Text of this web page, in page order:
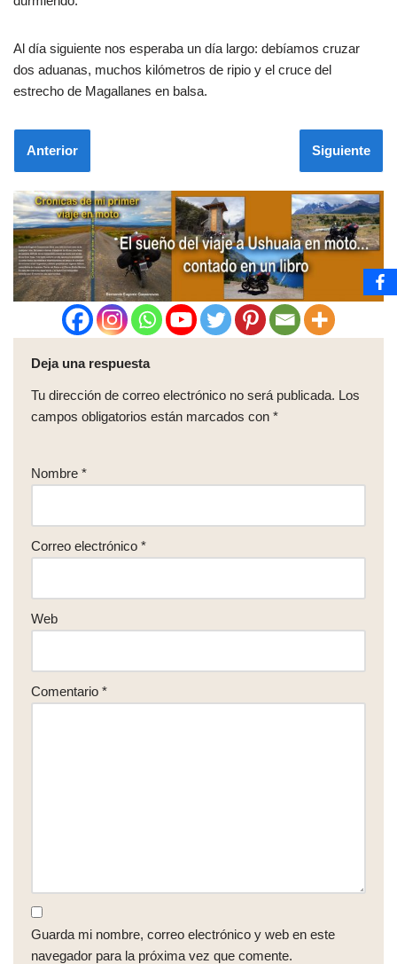
Al día siguiente nos esperaba un día largo: debíamos cruzar
dos aduanas, muchos kilómetros de ripio y el cruce del
estrecho de Magallanes en balsa.
Anterior Siguiente
Deja una respuesta
Tu dirección de correo electrónico no será publicada. Los
campos obligatorios están marcados con *
Nombre *
Correo electrónico *
Web
Comentario *
Guarda mi nombre, correo electrónico y web en este
navegador para la próxima vez que comente.